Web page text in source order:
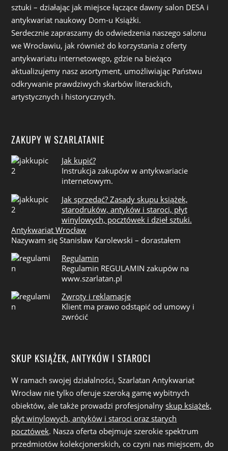
sztuki – działając jak miejsce łączące dawny salon DESA i
antykwariat naukowy Dom-u Książki.
Serdecznie zapraszamy do odwiedzenia naszego salonu
we Wrocławiu, jak również do korzystania z oferty
antykwariatu internetowego, gdzie na bieżąco
aktualizujemy nasz asortyment, umożliwiając Państwu
odkrywanie prawdziwych skarbów literackich,
artystycznych i historycznych.
ZAKUPY W SZARLATANIE
Jak kupić?
Instrukcja zakupów w antykwariacie
internetowym.
Jak sprzedać? Zasady skupu książek,
starodruków, antyków i staroci, płyt
winylowych, pocztówek i dzieł sztuki.
Antykwariat Wrocław
Nazywam się Stanisław Karolewski – dorastałem
Regulamin
Regulamin REGULAMIN zakupów na
www.szarlatan.pl
Zwroty i reklamacje
Klient ma prawo odstąpić od umowy i
zwrócić
SKUP KSIĄŻEK, ANTYKÓW I STAROCI
W ramach swojej działalności, Szarlatan Antykwariat
Wrocław nie tylko oferuje szeroką gamę wybitnych
obiektów, ale także prowadzi profesjonalnyskup książek,
płyt winylowych, antyków i staroci oraz starych
pocztówek. Nasza oferta obejmuje szerokie spektrum
przedmiotów kolekcjonerskich, co czyni nas miejscem, do